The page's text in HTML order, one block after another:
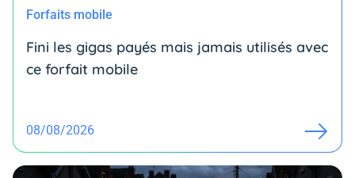
Forfaits mobile
Fini les gigas payés mais jamais utilisés avec
ce forfait mobile
08/08/2026